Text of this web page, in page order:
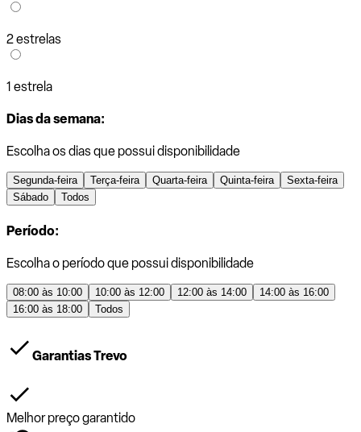
2 estrelas
1 estrela
Dias da semana:
Escolha os dias que possui disponibilidade
Segunda-feira Terça-feira Quarta-feira Quinta-feira
Sexta-feira
Sábado
Todos
Período:
Escolha o período que possui disponibilidade
08:00 às 10:00 10:00 às 12:00 12:00 às 14:00
14:00 às 16:00
16:00 às 18:00
Todos
Garantias Trevo
Melhor preço garantido